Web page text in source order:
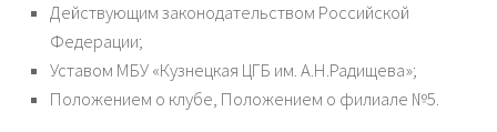
Действующим законодательством Российской
Федерации;
Уставом МБУ «Кузнецкая ЦГБ им. А.Н.Радищева»;
Положением о клубе, Положением о филиале №5.